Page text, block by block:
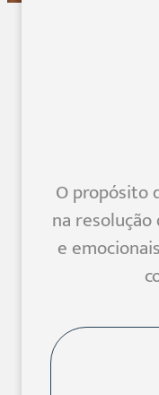
O propósito
na
e